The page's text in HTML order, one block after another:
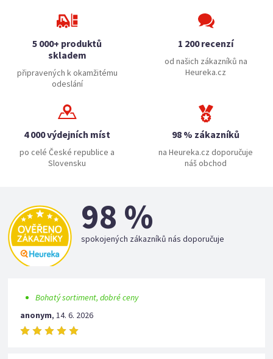
5 000+ produktů
skladem
připravených k okamžitému
odeslání
1 200 recenzí
od našich zákazníků na
Heureka.cz
4 000 výdejních míst
po celé České republice a
Slovensku
98 % zákazníků
na Heureka.cz doporučuje
náš obchod
98 %
spokojených zákazníků nás doporučuje
Bohatý sortiment, dobré ceny
anonym,14. 6. 2026